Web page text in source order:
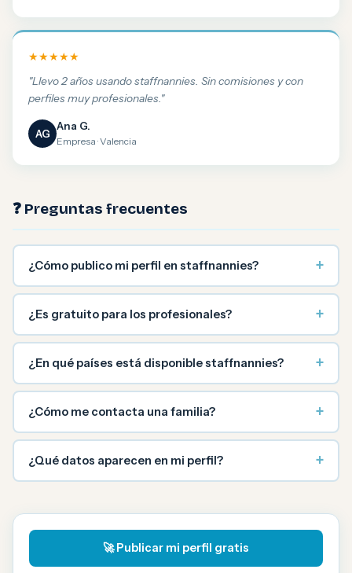
★★★★★
"Llevo 2 años usando staffnannies. Sin comisiones y con
perfiles muy profesionales."
AG
Ana G.
Empresa · Valencia
❓ Preguntas frecuentes
¿Cómo publico mi perfil en staffnannies? +
¿Es gratuito para los profesionales? +
¿En qué países está disponible staffnannies? +
¿Cómo me contacta una familia? +
¿Qué datos aparecen en mi perfil? +
🚀 Publicar mi perfil gratis